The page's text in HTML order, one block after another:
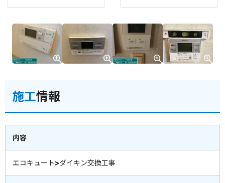
施工情報
内容
エコキュート>ダイキン交換工事